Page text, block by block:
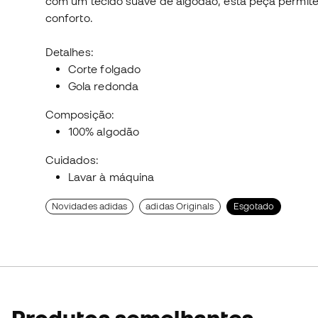
conforto.
Detalhes:
Corte folgado
Gola redonda
Composição:
100% algodão
Cuidados:
Lavar à máquina
Novidades adidas adidas Originals Esgotado